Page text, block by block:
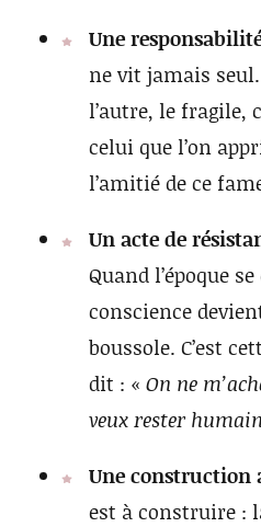
Une
ne vit jamais
l’autre, le fragile,
celui que l’on
l’amitié de ce
Un acte de
Quand l’époque
conscience
boussole. C’est
dit : « On ne
veux rester humain
Une construction
est à construire :